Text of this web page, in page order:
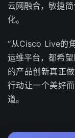
云网融合，敏捷
化。
“从Cisco Live的
运维平台，都希
的产品创新真正
行动让一个美好
道。